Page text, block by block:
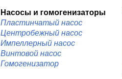
Насосы и гомогенизаторы
Пластинчатый насос
Центробежный насос
Импеллерный насос
Винтовой насос
Гомогенизатор